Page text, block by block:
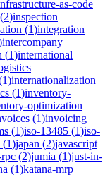
as-code
(2)inspection
(1)integration
intercompany
(1)international
1)internationalization
(1)inventory-
optimization
(1)invoicing
(1)iso-13485 (1)iso-
(1)japan (2)javascript
(2)jumia (1)just-in-
(1)katana-mrp